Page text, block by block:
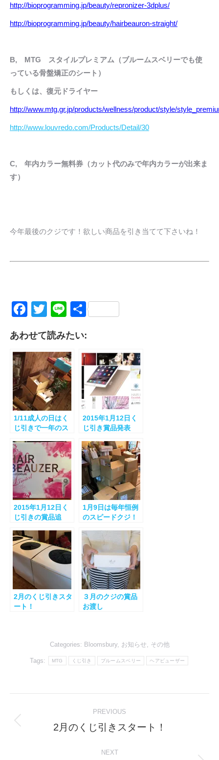
http://bioprogramming.jp/beauty/repronizer-3dplus/
http://bioprogramming.jp/beauty/hairbeauron-straight/
B, MTG スタイルプレミアム（ブルームスベリーでも使
っている骨盤矯正のシート）
もしくは、復元ドライヤー
http://www.mtg.gr.jp/products/wellness/product/style/
http://www.louvredo.com/Products/Detail/30
C, 年内カラー無料券（カット代のみで年内カラーが出来ま
す）
今年最後のクジです！欲しい商品を引き当てて下さいね！
Facebook
Twitter
Line共
あわせて読みたい:
1/11成人の日はく
じ引きで一年のス
2015年1月12日く
じ引き賞品発表
2015年1月12日く
じ引きの賞品追
1月9日は毎年恒例
のスピードクジ！
2月のくじ引きスタ
ート！
３月のクジの賞品
お渡し
Categories: Bloomsbury, お知らせ, その他
Tags: MTG くじ引き ブルームスベリー ヘアビューザー
navigation
PREVIOUS
Previous
2月のくじ引きスタート！
NEXT